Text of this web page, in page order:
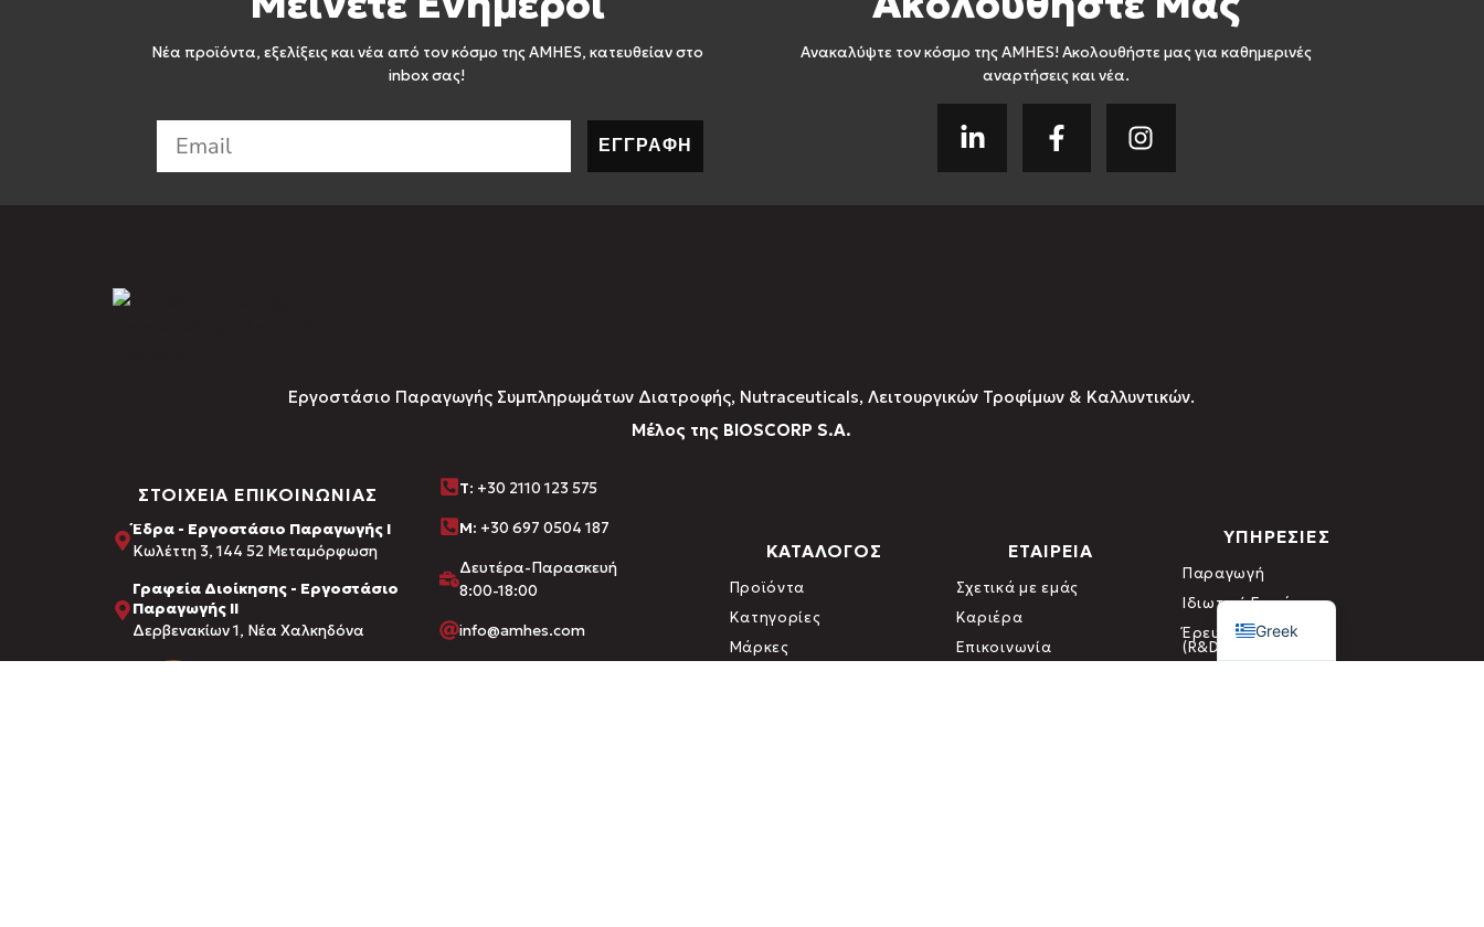
Νέα προϊόντα, εξελίξεις και νέα από τον κόσμο της AMHES, κατευθείαν στο
inbox σας!
ΕΓΓΡΑΦΗ
Ανακαλύψτε τον κόσμο της AMHES! Ακολουθήστε μας για καθημερινές
αναρτήσεις και νέα.
Εργοστάσιο Παραγωγής Συμπληρωμάτων Διατροφής, Νutraceuticals, Λειτουργικών Τροφίμων & Καλλυντικών.
Μέλος της BIOSCORP S.A.
ΣΤΟΙΧΕΙΑ ΕΠΙΚΟΙΝΩΝΙΑΣ
Έδρα - Εργοστάσιο Παραγωγής Ι
Kωλέττη 3, 144 52 Μεταμόρφωση
Γραφεία Διοίκησης - Εργοστάσιο
Παραγωγής ΙΙ
Δερβενακίων 1, Νέα Χαλκηδόνα
Τ: +30 2110 123 575
M: +30 697 0504 187
Δευτέρα-Παρασκευή
8:00-18:00
info@amhes.com
ΚΑΤΑΛΟΓΟΣ
Προϊόντα
Κατηγορίες
Μάρκες
ΕΤΑΙΡΕΙΑ
Σχετικά με εμάς
Καριέρα
Επικοινωνία
ΥΠΗΡΕΣΙΕΣ
Παραγωγή
Ιδιωτική Ετικέτα
Έρευνα & Ανάπτυξη
(R&D)
Greek
English